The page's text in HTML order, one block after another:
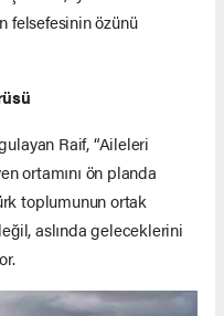
felsefesinin özünü
Raif, “Aileleri
ortamını ön planda
toplumunun ortak
aslında geleceklerini